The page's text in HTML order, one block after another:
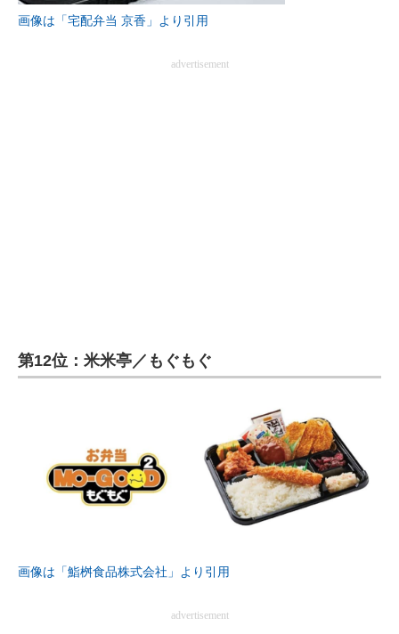
建設×テクノロジーの最前線
ちょっと気になるネットの話題
画像は「宅配弁当 京香」より引用
advertisement
第12位：米米亭／もぐもぐ
画像は「鮨桝食品株式会社」より引用
advertisement